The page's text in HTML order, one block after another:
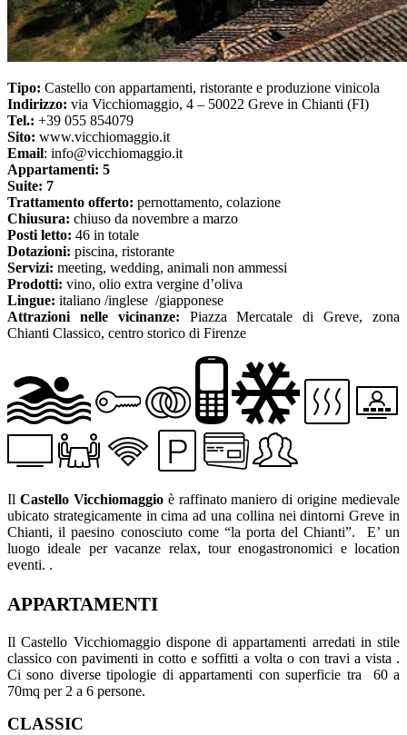
Tipo: Castello con appartamenti, ristorante e produzione vinicola
Indirizzo: via Vicchiomaggio, 4 – 50022 Greve in Chianti (FI)
Tel.: +39 055 854079
Sito: www.vicchiomaggio.it
Email: info@vicchiomaggio.it
Appartamenti: 5
Suite: 7
Trattamento offerto: pernottamento, colazione
Chiusura: chiuso da novembre a marzo
Posti letto: 46 in totale
Dotazioni: piscina, ristorante
Servizi: meeting, wedding, animali non ammessi
Prodotti: vino, olio extra vergine d’oliva
Lingue: italiano /inglese /giapponese
Attrazioni nelle vicinanze: Piazza Mercatale di Greve, zona
Chianti Classico, centro storico di Firenze
Il Castello Vicchiomaggioè raffinato maniero di origine medievale
ubicato strategicamente in cima ad una collina nei dintorni Greve in
Chianti, il paesino conosciuto come “la porta del Chianti”. E’ un
luogo ideale per vacanze relax, tour enogastronomici e location
eventi. .
APPARTAMENTI
Il Castello Vicchiomaggio dispone di appartamenti arredati in stile
classico con pavimenti in cotto e soffitti a volta o con travi a vista .
Ci sono diverse tipologie di appartamenti con superficie tra 60 a
70mq per 2 a 6 persone.
CLASSIC